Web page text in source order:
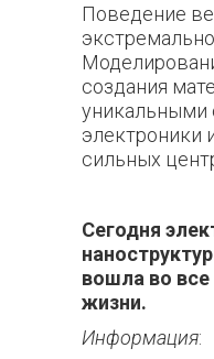
Поведение
создания
уникальными
электроники
сильных
Сегодня
вошла во
жизни.
Информация: